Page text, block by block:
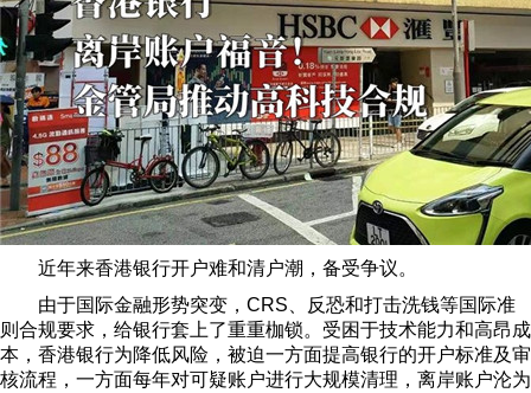
近年来香港银行开户难和清户潮，备受争议。
由于国际金融形势突变，CRS、反恐和打击洗钱等国际准
则合规要求，给银行套上了重重枷锁。受困于技术能力和高昂成
本，香港银行为降低风险，被迫一方面提高银行的开户标准及审
核流程，一方面每年对可疑账户进行大规模清理，离岸账户沦为